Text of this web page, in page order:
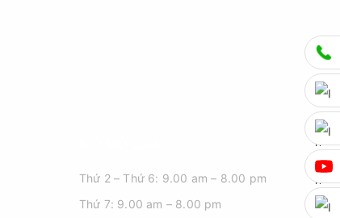
Thứ 2 – Thứ 6: 9.00 am – 8.00 pm
Thứ 7: 9.00 am – 8.00 pm